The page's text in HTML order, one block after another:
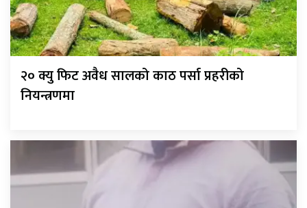
२० क्यु फिट अवैध सालको काठ पर्सा प्रहरीको
नियन्त्रणमा